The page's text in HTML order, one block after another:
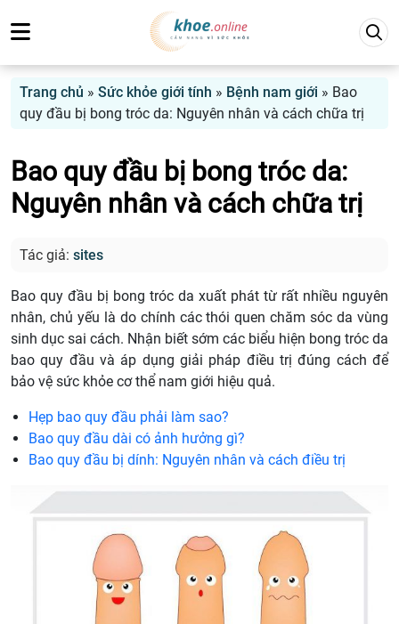
Trang chủ » Sức khỏe giới tính » Bệnh nam giới » Bao
quy đầu bị bong tróc da: Nguyên nhân và cách chữa trị
Bao quy đầu bị bong tróc da:
Nguyên nhân và cách chữa trị
Tác giả: sites
Bao quy đầu bị bong tróc da xuất phát từ rất nhiều nguyên
nhân, chủ yếu là do chính các thói quen chăm sóc da vùng
sinh dục sai cách. Nhận biết sớm các biểu hiện bong tróc da
bao quy đầu và áp dụng giải pháp điều trị đúng cách để
bảo vệ sức khỏe cơ thể nam giới hiệu quả.
Hẹp bao quy đầu phải làm sao?
Bao quy đầu dài có ảnh hưởng gì?
Bao quy đầu bị dính: Nguyên nhân và cách điều trị